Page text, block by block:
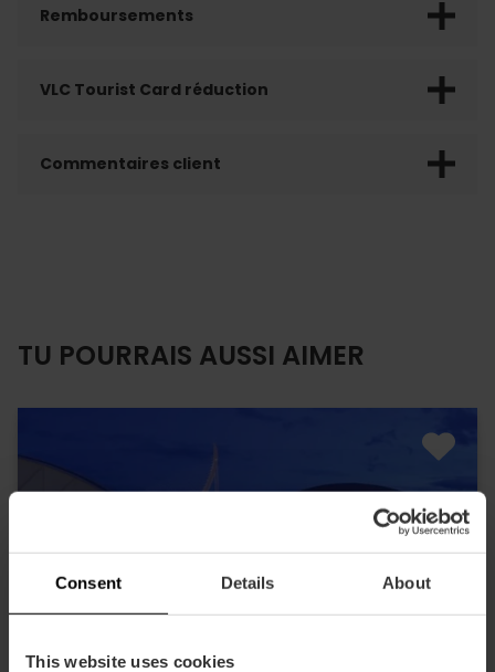
Consent Details About
This website uses cookies
Remboursements
VLC Tourist Card réduction
Commentaires client
TU POURRAIS AUSSI AIMER